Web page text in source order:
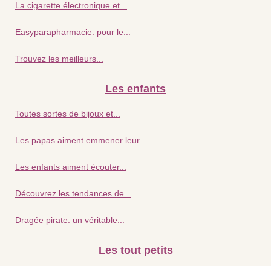
La cigarette électronique et...
Easyparapharmacie: pour le...
Trouvez les meilleurs...
Les enfants
Toutes sortes de bijoux et...
Les papas aiment emmener leur...
Les enfants aiment écouter...
Découvrez les tendances de...
Dragée pirate: un véritable...
Les tout petits